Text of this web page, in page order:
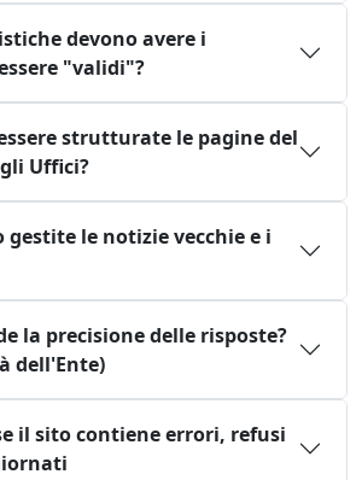
devono avere i
"validi"?
strutturate le pagine del
Uffici?
gestite le notizie vecchie e i
la precisione delle risposte?
dell'Ente)
il sito contiene errori, refusi